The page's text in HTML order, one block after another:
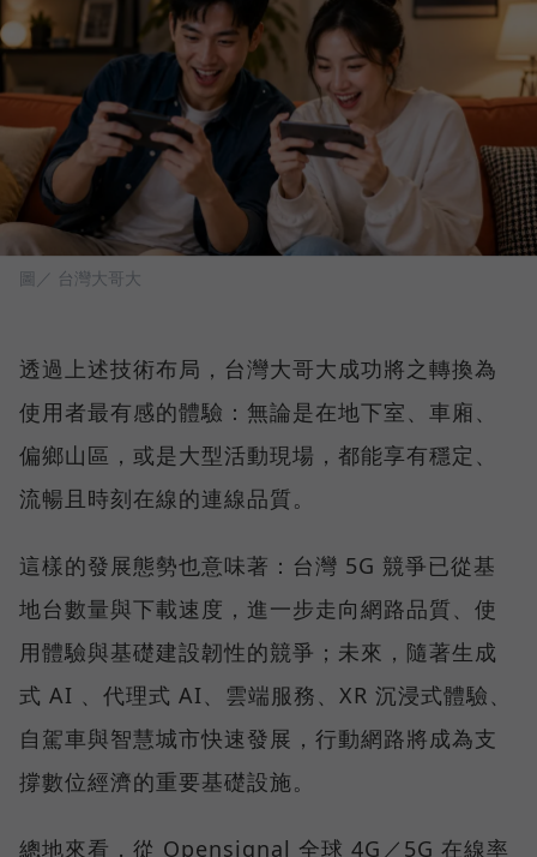
圖／ 台灣大哥大
透過上述技術布局，台灣大哥大成功將之轉換為
使用者最有感的體驗：無論是在地下室、車廂、
偏鄉山區，或是大型活動現場，都能享有穩定、
流暢且時刻在線的連線品質。
這樣的發展態勢也意味著：台灣 5G 競爭已從基
地台數量與下載速度，進一步走向網路品質、使
用體驗與基礎建設韌性的競爭；未來，隨著生成
式 AI 、代理式 AI、雲端服務、XR 沉浸式體驗、
自駕車與智慧城市快速發展，行動網路將成為支
撐數位經濟的重要基礎設施。
總地來看，從 Opensignal 全球 4G／5G 在線率